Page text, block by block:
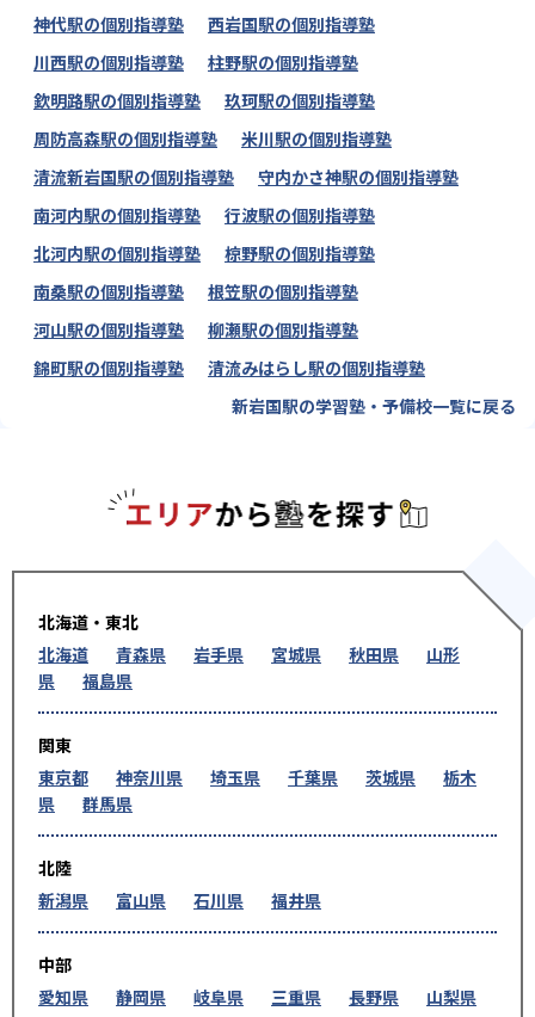
神代駅の個別指導塾
西岩国駅の個別指導塾
川西駅の個別指導塾
柱野駅の個別指導塾
欽明路駅の個別指導塾
玖珂駅の個別指導塾
周防高森駅の個別指導塾
米川駅の個別指導塾
清流新岩国駅の個別指導塾
守内かさ神駅の個別指導塾
南河内駅の個別指導塾
行波駅の個別指導塾
北河内駅の個別指導塾
椋野駅の個別指導塾
南桑駅の個別指導塾
根笠駅の個別指導塾
河山駅の個別指導塾
柳瀬駅の個別指導塾
錦町駅の個別指導塾
清流みはらし駅の個別指導塾
新岩国駅の学習塾・予備校一覧に戻る
北海道・東北
北海道
青森県 岩手県 宮城県 秋田県
山形
県
福島県
関東
東京都
神奈川県 埼玉県 千葉県 茨城県
栃木
県
群馬県
北陸
新潟県
富山県 石川県 福井県
中部
愛知県
静岡県 岐阜県 三重県 長野県 山梨県